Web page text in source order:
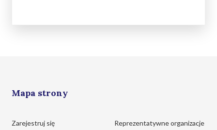
Mapa strony
Zarejestruj się
Reprezentatywne organizacje